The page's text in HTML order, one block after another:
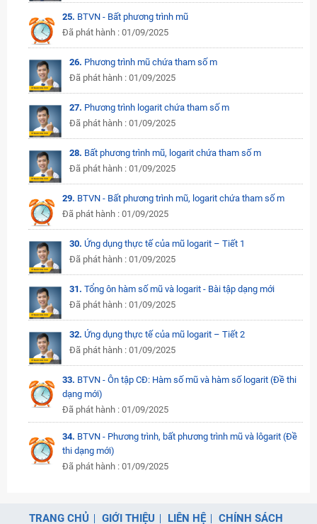
25. BTVN - Bất phương trình mũ
Đã phát hành : 01/09/2025
26. Phương trình mũ chứa tham số m
Đã phát hành : 01/09/2025
27. Phương trình logarit chứa tham số m
Đã phát hành : 01/09/2025
28. Bất phương trình mũ, logarit chứa tham số m
Đã phát hành : 01/09/2025
29. BTVN - Bất phương trình mũ, logarit chứa tham số m
Đã phát hành : 01/09/2025
30. Ứng dụng thực tế của mũ logarit – Tiết 1
Đã phát hành : 01/09/2025
31. Tổng ôn hàm số mũ và logarit - Bài tập dạng mới
Đã phát hành : 01/09/2025
32. Ứng dụng thực tế của mũ logarit – Tiết 2
Đã phát hành : 01/09/2025
33. BTVN - Ôn tập CĐ: Hàm số mũ và hàm số logarit (Đề thi
dạng mới)
Đã phát hành : 01/09/2025
34. BTVN - Phương trình, bất phương trình mũ và lôgarit (Đề
thi dạng mới)
Đã phát hành : 01/09/2025
TRANG CHỦ GIỚI THIỆU LIÊN HỆ CHÍNH SÁCH